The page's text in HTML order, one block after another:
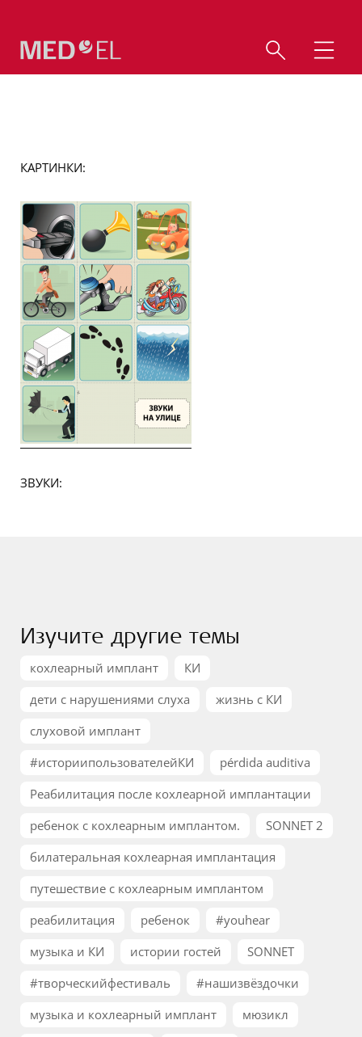
КАРТИНКИ:
ЗВУКИ:
Изучите другие темы
кохлеарный имплант
КИ
дети с нарушениями слуха
жизнь с КИ
слуховой имплант
#историипользователейКИ
pérdida auditiva
Реабилитация после кохлеарной имплантации
ребенок с кохлеарным имплантом.
SONNET 2
билатеральная кохлеарная имплантация
путешествие с кохлеарным имплантом
реабилитация
ребенок
#youhear
музыка и КИ
истории гостей
SONNET
#творческийфестиваль
#нашизвёздочки
музыка и кохлеарный имплант
мюзикл